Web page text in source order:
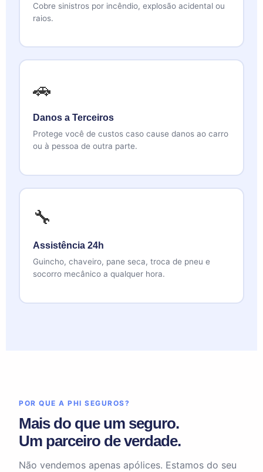
Cobre sinistros por incêndio, explosão acidental ou
raios.
🚗
Danos a Terceiros
Protege você de custos caso cause danos ao carro
ou à pessoa de outra parte.
🔧
Assistência 24h
Guincho, chaveiro, pane seca, troca de pneu e
socorro mecânico a qualquer hora.
POR QUE A PHI SEGUROS?
Mais do que um seguro.
Um parceiro de verdade.
Não vendemos apenas apólices. Estamos do seu